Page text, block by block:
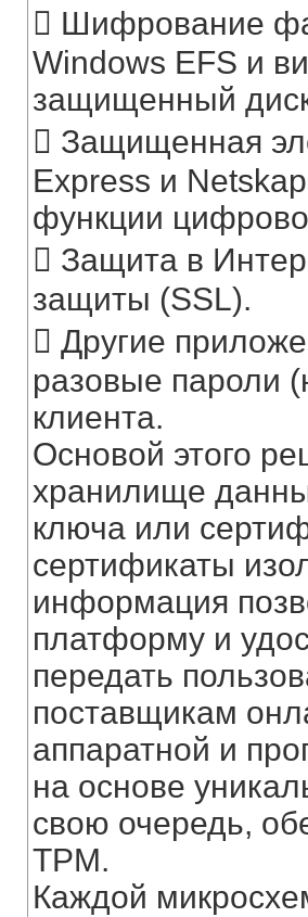
 Шифрование
Windows EFS и
защищенный
 Защищенная
Express и
функции
 Защита в
защиты (SSL).
 Другие
разовые пароли
клиента.
Основой этого
хранилище
ключа или
сертификаты
информация
платформу и
передать
поставщикам
аппаратной и
на основе
свою очередь,
TPM.
Каждой